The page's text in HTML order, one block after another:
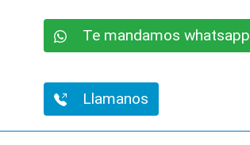
Te mandamos whatsapp
Llamanos